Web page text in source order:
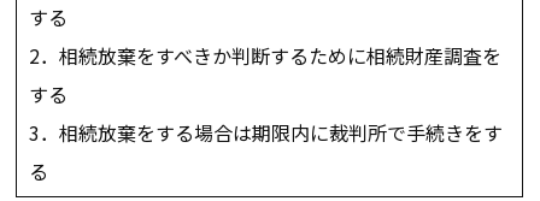
する
2．相続放棄をすべきか判断するために相続財産調査を
する
3．相続放棄をする場合は期限内に裁判所で手続きをす
る